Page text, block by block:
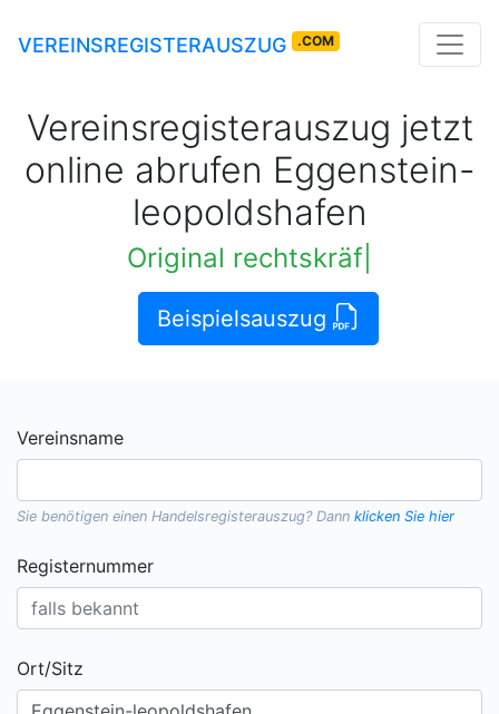
VEREINSREGISTERAUSZUG .COM
Vereinsregisterauszug jetzt
online abrufen Eggenstein-
leopoldshafen
Original rechtskräftige Auszüge
Beispielsauszug
Vereinsname
Sie benötigen einen Handelsregisterauszug? Dann klicken Sie hier
Registernummer
Ort/Sitz